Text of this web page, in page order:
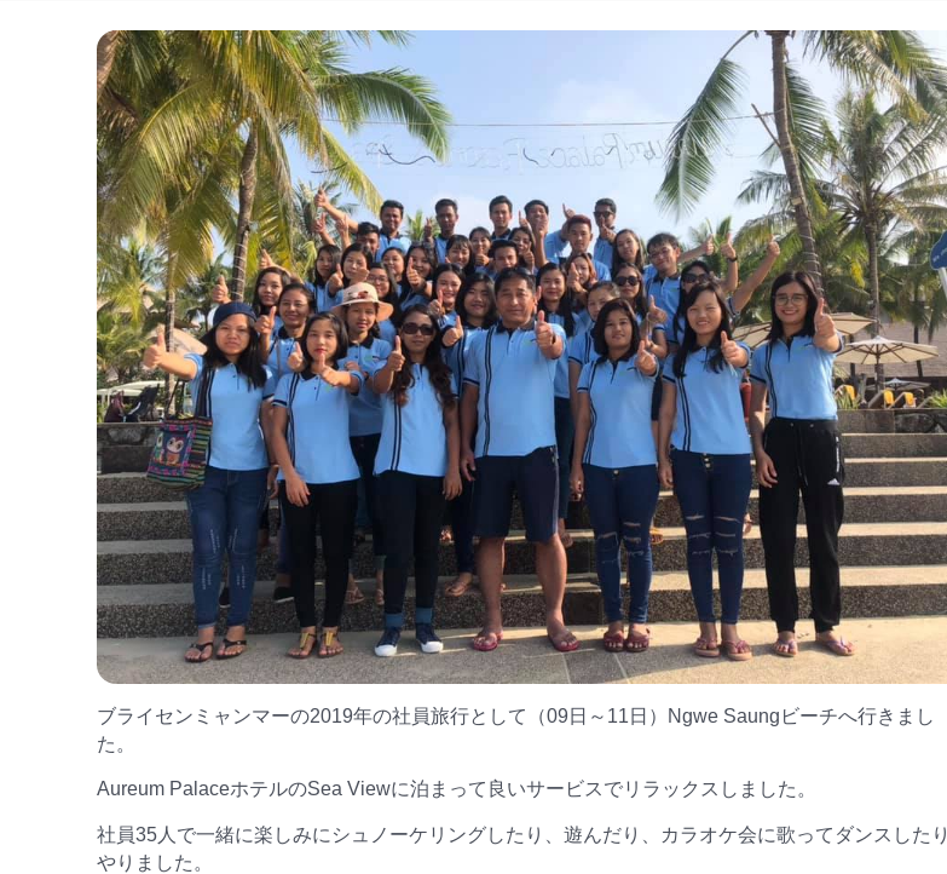
ブライセンミャンマーの2019年の社員旅行として（09日～11日）Ngwe Saungビーチへ行きまし
た。
Aureum PalaceホテルのSea Viewに泊まって良いサービスでリラックスしました。
社員35人で一緒に楽しみにシュノーケリングしたり、遊んだり、カラオケ会に歌ってダンスしたり
やりました。